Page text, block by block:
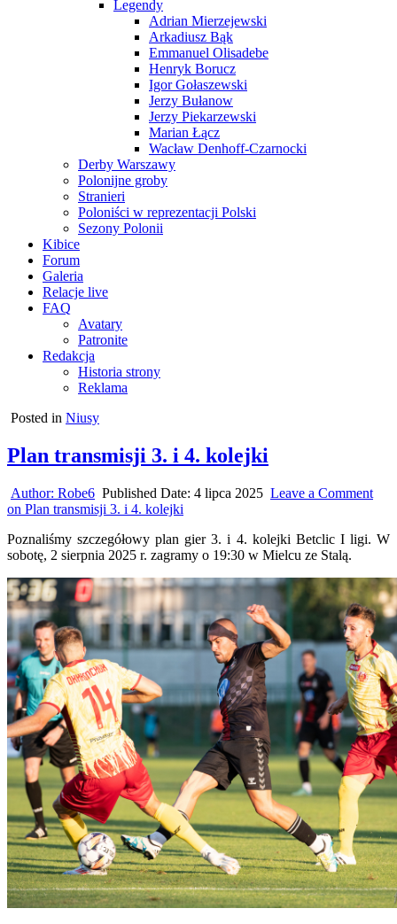
Legendy
Adrian Mierzejewski
Arkadiusz Bąk
Emmanuel Olisadebe
Henryk Borucz
Igor Gołaszewski
Jerzy Bułanow
Jerzy Piekarzewski
Marian Łącz
Wacław Denhoff-Czarnocki
Derby Warszawy
Polonijne groby
Stranieri
Poloniści w reprezentacji Polski
Sezony Polonii
Kibice
Forum
Galeria
Relacje live
FAQ
Avatary
Patronite
Redakcja
Historia strony
Reklama
Posted in Niusy
Plan transmisji 3. i 4. kolejki
Author: Robe6 Published Date: 4 lipca 2025 Leave a Comment
on Plan transmisji 3. i 4. kolejki
Poznaliśmy szczegółowy plan gier 3. i 4. kolejki Betclic I ligi. W
sobotę, 2 sierpnia 2025 r. zagramy o 19:30 w Mielcu ze Stalą.